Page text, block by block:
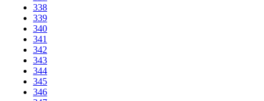
338
339
340
341
342
343
344
345
346